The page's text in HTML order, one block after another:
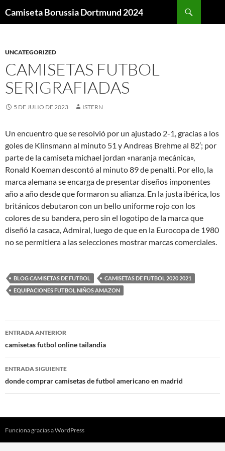
Camiseta Borussia Dortmund 2024
UNCATEGORIZED
CAMISETAS FUTBOL
SERIGRAFIADAS
5 DE JULIO DE 2023 ISTERN
Un encuentro que se resolvió por un ajustado 2-1, gracias a los
goles de Klinsmann al minuto 51 y Andreas Brehme al 82′; por
parte de la camiseta michael jordan «naranja mecánica»,
Ronald Koeman descontó al minuto 89 de penalti. Por ello, la
marca alemana se encarga de presentar diseños imponentes
año a año desde que formaron su alianza. En la justa ibérica, los
británicos debutaron con un bello uniforme rojo con los
colores de su bandera, pero sin el logotipo de la marca que
diseñó la casaca, Admiral, luego de que en la Eurocopa de 1980
no se permitiera a las selecciones mostrar marcas comerciales.
BLOG CAMISETAS DE FUTBOL
CAMISETAS DE FUTBOL 2020 2021
EQUIPACIONES FUTBOL NIÑOS AMAZON
Navegación
de
entradas
ENTRADA ANTERIOR
camisetas futbol online tailandia
ENTRADA SIGUIENTE
donde comprar camisetas de futbol americano en madrid
Funciona gracias a WordPress